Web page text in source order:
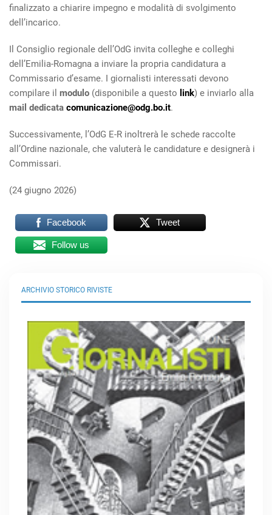
finalizzato a chiarire impegno e modalità di svolgimento
dell’incarico.
Il Consiglio regionale dell’OdG invita colleghe e colleghi
dell’Emilia-Romagna a inviare la propria candidatura a
Commissario d’esame. I giornalisti interessati devono
compilare il modulo (disponibile a questo link) e inviarlo alla
mail dedicata comunicazione@odg.bo.it.
Successivamente, l’OdG E-R inoltrerà le schede raccolte
all’Ordine nazionale, che valuterà le candidature e designerà i
Commissari.
(24 giugno 2026)
Facebook Tweet
Follow us
ARCHIVIO STORICO RIVISTE